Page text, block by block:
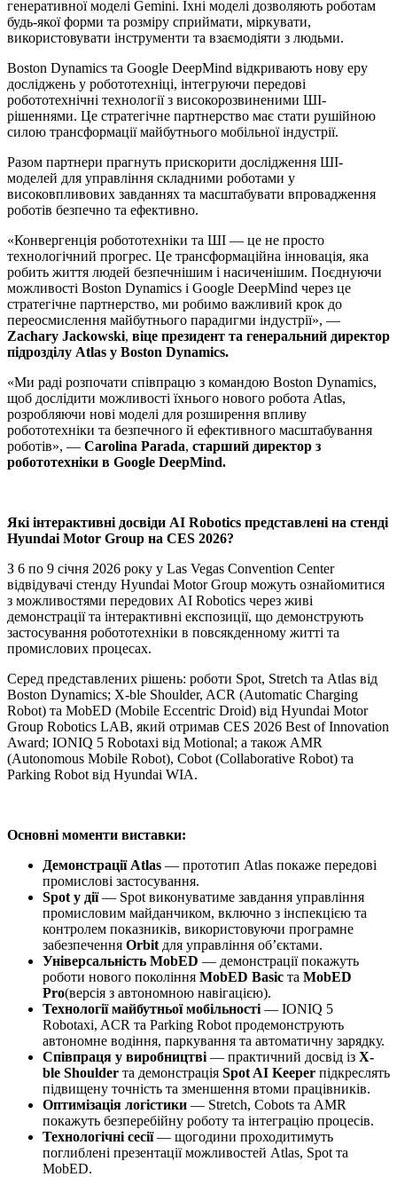
генеративної моделі Gemini. Їхні моделі дозволяють роботам
будь-якої форми та розміру сприймати, міркувати,
використовувати інструменти та взаємодіяти з людьми.
Boston Dynamics та Google DeepMind відкривають нову еру
досліджень у робототехніці, інтегруючи передові
робототехнічні технології з високорозвиненими ШІ-
рішеннями. Це стратегічне партнерство має стати рушійною
силою трансформації майбутнього мобільної індустрії.
Разом партнери прагнуть прискорити дослідження ШІ-
моделей для управління складними роботами у
високовпливових завданнях та масштабувати впровадження
роботів безпечно та ефективно.
«Конвергенція робототехніки та ШІ — це не просто
технологічний прогрес. Це трансформаційна інновація, яка
робить життя людей безпечнішим і насиченішим. Поєднуючи
можливості Boston Dynamics і Google DeepMind через це
стратегічне партнерство, ми робимо важливий крок до
переосмислення майбутнього парадигми індустрії», —
Zachary Jackowski, віце президент та генеральний директор
підрозділу Atlas у Boston Dynamics.
«Ми раді розпочати співпрацю з командою Boston Dynamics,
щоб дослідити можливості їхнього нового робота Atlas,
розробляючи нові моделі для розширення впливу
робототехніки та безпечного й ефективного масштабування
роботів», — Carolina Parada, старший директор з
робототехніки в Google DeepMind.
Які інтерактивні досвіди AI Robotics представлені на стенді
Hyundai Motor Group на CES 2026?
З 6 по 9 січня 2026 року у Las Vegas Convention Center
відвідувачі стенду Hyundai Motor Group можуть ознайомитися
з можливостями передових AI Robotics через живі
демонстрації та інтерактивні експозиції, що демонструють
застосування робототехніки в повсякденному житті та
промислових процесах.
Серед представлених рішень: роботи Spot, Stretch та Atlas від
Boston Dynamics; X-ble Shoulder, ACR (Automatic Charging
Robot) та MobED (Mobile Eccentric Droid) від Hyundai Motor
Group Robotics LAB, який отримав CES 2026 Best of Innovation
Award; IONIQ 5 Robotaxi від Motional; а також AMR
(Autonomous Mobile Robot), Cobot (Collaborative Robot) та
Parking Robot від Hyundai WIA.
Основні моменти виставки:
Демонстрації Atlas — прототип Atlas покаже передові
промислові застосування.
Spot у дії— Spot виконуватиме завдання управління
промисловим майданчиком, включно з інспекцією та
контролем показників, використовуючи програмне
забезпечення Orbit для управління об’єктами.
Універсальність MobED — демонстрації покажуть
роботи нового покоління MobED Basic та MobED
Pro(версія з автономною навігацією).
Технології майбутньої мобільності — IONIQ 5
Robotaxi, ACR та Parking Robot продемонструють
автономне водіння, паркування та автоматичну зарядку.
Співпраця у виробництві — практичний досвід із X-
ble Shoulder та демонстрація Spot AI Keeper підкреслять
підвищену точність та зменшення втоми працівників.
Оптимізація логістики — Stretch, Cobots та AMR
покажуть безперебійну роботу та інтеграцію процесів.
Технологічні сесії— щогодини проходитимуть
поглиблені презентації можливостей Atlas, Spot та
MobED.